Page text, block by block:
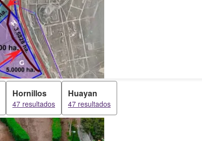
Hornillos
47 resultados
Huayan
47 resultados